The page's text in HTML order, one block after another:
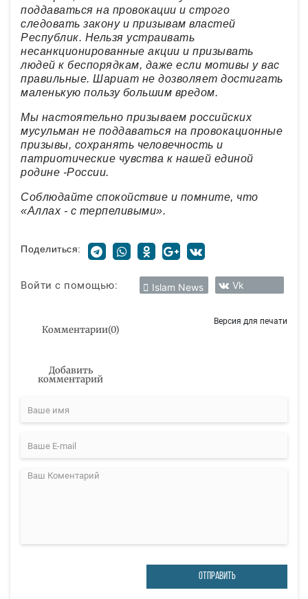
поддаваться на провокации и строго
следовать закону и призывам властей
Республик. Нельзя устраивать
несанкционированные акции и призывать
людей к беспорядкам, даже если мотивы у вас
правильные. Шариат не дозволяет достигать
маленькую пользу большим вредом.
Мы настоятельно призываем российских
мусульман не поддаваться на провокационные
призывы, сохранять человечность и
патриотические чувства к нашей единой
родине -России.
Соблюдайте спокойствие и помните, что
«Аллах - с терпеливыми».
Поделиться:
Войти с помощью: Islam News Vk
Комментарии(0)
Версия для печати
Добавить
комментарий
ОТПРАВИТЬ